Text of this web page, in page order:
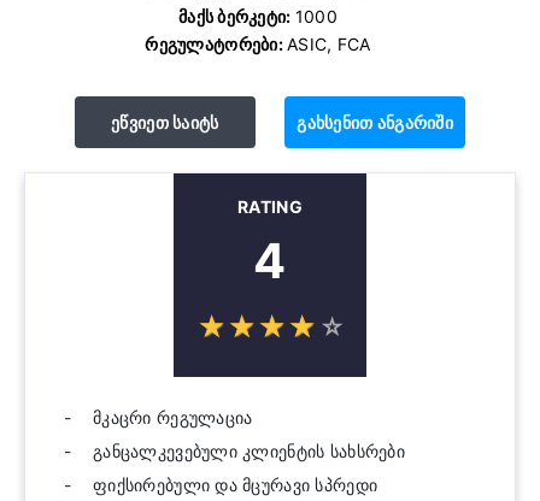
Მაქს Ბერკეტი: 1000
Რეგულატორები:ASIC, FCA
ეწვიეთ საიტს გახსენით ანგარიში
RATING
4
☆☆☆☆ ☆
★★★★ ★
მკაცრი რეგულაცია
განცალკევებული კლიენტის სახსრები
ფიქსირებული და მცურავი სპრედი